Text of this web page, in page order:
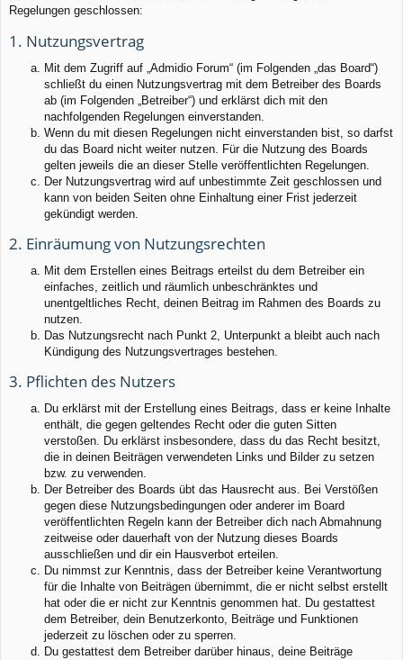
Regelungen geschlossen:
1. Nutzungsvertrag
Mit dem Zugriff auf „Admidio Forum“ (im Folgenden „das Board“)
schließt du einen Nutzungsvertrag mit dem Betreiber des Boards
ab (im Folgenden „Betreiber“) und erklärst dich mit den
nachfolgenden Regelungen einverstanden.
Wenn du mit diesen Regelungen nicht einverstanden bist, so darfst
du das Board nicht weiter nutzen. Für die Nutzung des Boards
gelten jeweils die an dieser Stelle veröffentlichten Regelungen.
Der Nutzungsvertrag wird auf unbestimmte Zeit geschlossen und
kann von beiden Seiten ohne Einhaltung einer Frist jederzeit
gekündigt werden.
2. Einräumung von Nutzungsrechten
Mit dem Erstellen eines Beitrags erteilst du dem Betreiber ein
einfaches, zeitlich und räumlich unbeschränktes und
unentgeltliches Recht, deinen Beitrag im Rahmen des Boards zu
nutzen.
Das Nutzungsrecht nach Punkt 2, Unterpunkt a bleibt auch nach
Kündigung des Nutzungsvertrages bestehen.
3. Pflichten des Nutzers
Du erklärst mit der Erstellung eines Beitrags, dass er keine Inhalte
enthält, die gegen geltendes Recht oder die guten Sitten
verstoßen. Du erklärst insbesondere, dass du das Recht besitzt,
die in deinen Beiträgen verwendeten Links und Bilder zu setzen
bzw. zu verwenden.
Der Betreiber des Boards übt das Hausrecht aus. Bei Verstößen
gegen diese Nutzungsbedingungen oder anderer im Board
veröffentlichten Regeln kann der Betreiber dich nach Abmahnung
zeitweise oder dauerhaft von der Nutzung dieses Boards
ausschließen und dir ein Hausverbot erteilen.
Du nimmst zur Kenntnis, dass der Betreiber keine Verantwortung
für die Inhalte von Beiträgen übernimmt, die er nicht selbst erstellt
hat oder die er nicht zur Kenntnis genommen hat. Du gestattest
dem Betreiber, dein Benutzerkonto, Beiträge und Funktionen
jederzeit zu löschen oder zu sperren.
Du gestattest dem Betreiber darüber hinaus, deine Beiträge